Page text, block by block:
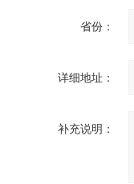
省份：
详细地址：
补充说明：